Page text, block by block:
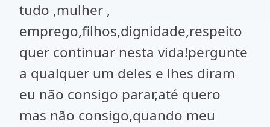
tudo ,mulher ,
emprego,filhos,dignidade,respeito
quer continuar nesta vida!pergunte
a qualquer um deles e lhes diram
eu não consigo parar,até quero
mas não consigo,quando meu